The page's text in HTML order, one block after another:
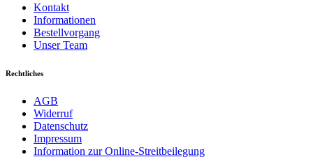
Kontakt
Informationen
Bestellvorgang
Unser Team
Rechtliches
AGB
Widerruf
Datenschutz
Impressum
Information zur Online-Streitbeilegung